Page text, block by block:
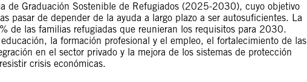
de Graduación Sostenible de Refugiados (2025-2030), cuyo objetivo
pasar de depender de la ayuda a largo plazo a ser autosuficientes. La
de las familias refugiadas que reunieran los requisitos para 2030.
la formación profesional y el empleo, el fortalecimiento de las
en el sector privado y la mejora de los sistemas de protección
crisis económicas.